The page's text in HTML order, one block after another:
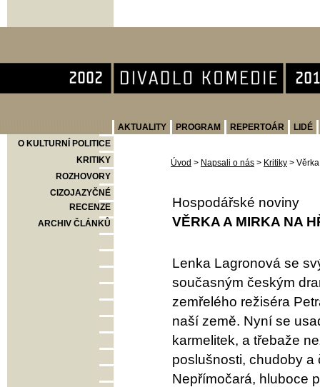
AKTUALITY PROGRAM REPERTOÁR
LIDÉ
O KULTURNÍ POLITICE
KRITIKY
ROZHOVORY
CIZOJAZYČNÉ
RECENZE
ARCHIV ČLÁNKŮ
Úvod > Napsali o nás > Kritiky >
Hospodářské noviny
VĚRKA A MIRKA NA
Lenka Lagronová se
současným českým
zemřelého režiséra
naší země. Nyní se
karmelitek, a třebaže
poslušnosti, chudoby a
Nepřímočará, hluboce